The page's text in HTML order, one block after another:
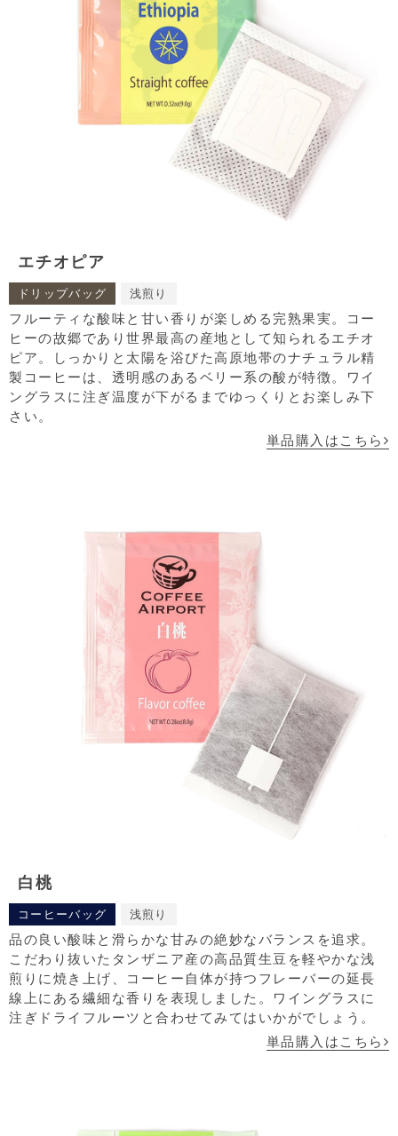
エチオピア
ドリップバッグ 浅煎り
フルーティな酸味と甘い香りが楽しめる完熟果実。コー
ヒーの故郷であり世界最高の産地として知られるエチオ
ピア。しっかりと太陽を浴びた高原地帯のナチュラル精
製コーヒーは、透明感のあるベリー系の酸が特徴。ワイ
ングラスに注ぎ温度が下がるまでゆっくりとお楽しみ下
さい。
単品購入はこちら
白桃
コーヒーバッグ 浅煎り
品の良い酸味と滑らかな甘みの絶妙なバランスを追求。
こだわり抜いたタンザニア産の高品質生豆を軽やかな浅
煎りに焼き上げ、コーヒー自体が持つフレーバーの延長
線上にある繊細な香りを表現しました。ワイングラスに
注ぎドライフルーツと合わせてみてはいかがでしょう。
単品購入はこちら